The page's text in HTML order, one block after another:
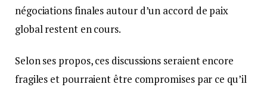
négociations finales autour d’un accord de paix
global restent en cours.
Selon ses propos, ces discussions seraient encore
fragiles et pourraient être compromises par ce qu’il